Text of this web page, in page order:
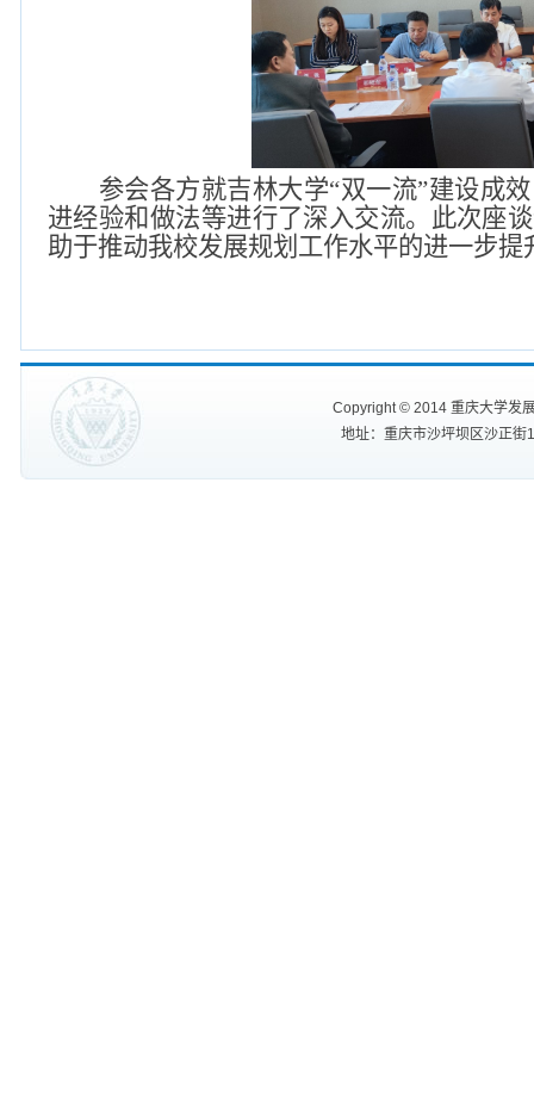
参会各方就吉林大学“双一流”建设成
进经验和做法等进行了深入交流。此次座
助于推动我校发展规划工作水平的进一步
Copyright©2014 重庆大学发
地址：重庆市沙坪坝区沙正